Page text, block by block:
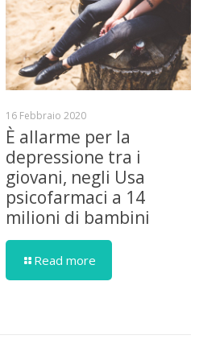
16 Febbraio 2020
È allarme per la
depressione tra i
giovani, negli Usa
psicofarmaci a 14
milioni di bambini
Read more